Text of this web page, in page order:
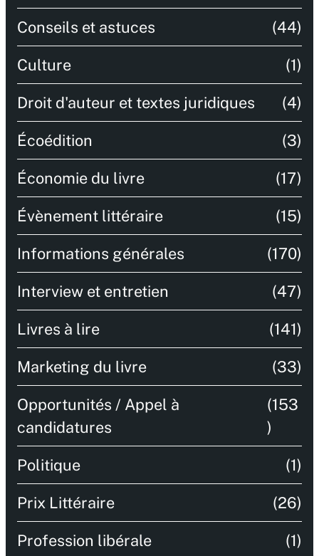
Conseils et astuces (44)
Culture (1)
Droit d'auteur et textes juridiques (4)
Écoédition (3)
Économie du livre (17)
Évènement littéraire (15)
Informations générales (170)
Interview et entretien (47)
Livres à lire (141)
Marketing du livre (33)
Opportunités / Appel à
candidatures
(153
)
Politique (1)
Prix Littéraire (26)
Profession libérale (1)